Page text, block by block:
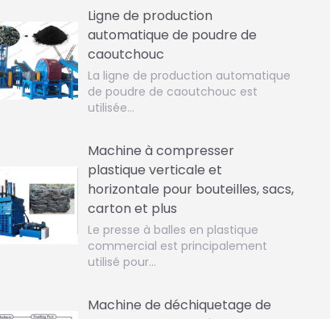
Ligne de production
automatique de poudre de
caoutchouc
La ligne de production automatique
de poudre de caoutchouc est
utilisée…
Machine à compresser
plastique verticale et
horizontale pour bouteilles, sacs,
carton et plus
Le presse à balles en plastique
commercial est principalement
utilisé pour…
Machine de déchiquetage de